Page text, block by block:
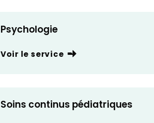
Psychologie
Voir le service
Soins continus pédiatriques